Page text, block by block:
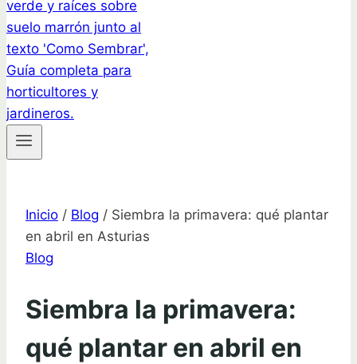
Inicio / Blog / Siembra la primavera: qué plantar
en abril en Asturias
Blog
Siembra la primavera:
qué plantar en abril en